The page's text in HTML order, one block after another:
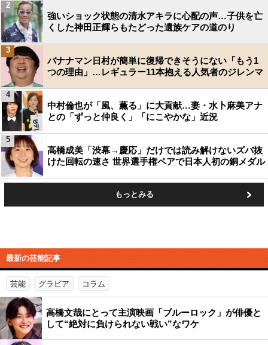
強いショック状態の清水アキラに心配の声…子供を亡
くした神田正輝らもたどった遺族ケアの道のり
2
バナナマン日村が簡単に復帰できそうにない「もう1
つの理由」…レギュラー11本抱える人気者のジレンマ
3
中村倫也が「風、薫る」に大貢献…妻・水卜麻美アナ
との「ずっと仲良く」「にこやかな」近況
4
高橋成美「渋幕→慶応」だけでは読み解けないズバ抜
けた回転の速さ 世界選手権ペアで日本人初の銅メダル
5
もっとみる
最新の芸能記事
芸能 グラビア コラム
高橋文哉にとって主演映画「ブルーロック」が俳優と
して“絶対に負けられない戦い”なワケ